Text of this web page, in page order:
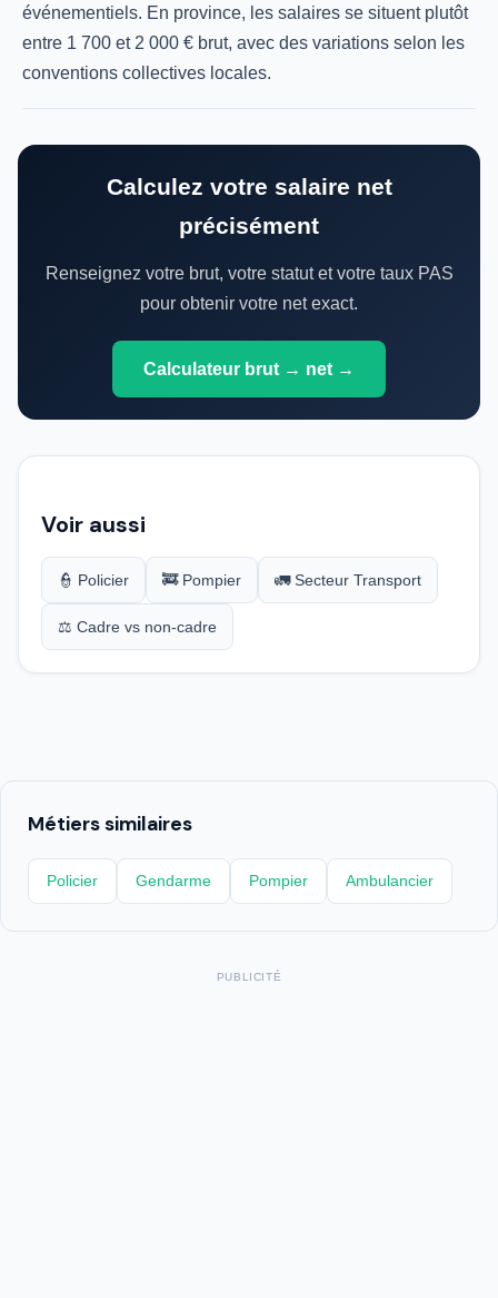
événementiels. En province, les salaires se situent plutôt
entre 1 700 et 2 000 € brut, avec des variations selon les
conventions collectives locales.
Calculez votre salaire net
précisément
Renseignez votre brut, votre statut et votre taux PAS
pour obtenir votre net exact.
Calculateur brut → net →
Voir aussi
👮 Policier 🚒 Pompier 🚛 Secteur Transport
⚖️ Cadre vs non-cadre
Métiers similaires
Policier Gendarme Pompier Ambulancier
PUBLICITÉ